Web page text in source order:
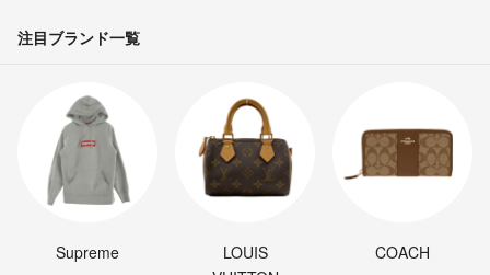
注目ブランド一覧
Supreme
LOUIS
COACH